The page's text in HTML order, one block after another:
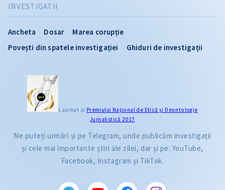
INVESTIGATII
Ancheta Dosar
Marea corupție
Povești din spatele investigației
Ghiduri de investigații
Laureat al Premiului Naţional de Etică și Deontologie
Jurnalistică 2017
Ne puteți urmări și pe Telegram, unde publicăm investigații
și cele mai importante știri ale zilei, dar și pe: YouTube,
Facebook, Instagram și TikTok.